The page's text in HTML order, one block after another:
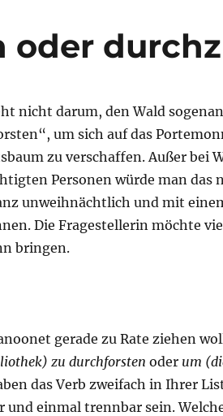
oder
nicht darum, den Wald
um sich auf das
zu verschaffen. Außer bei
Personen würde man das
unweihnächtlich und mit
Die Fragestellerin möchte
bringen.
gerade zu Rate ziehen
zu durchforsten oder um
das Verb zweifach in Ihrer
und einmal trennbar sein.